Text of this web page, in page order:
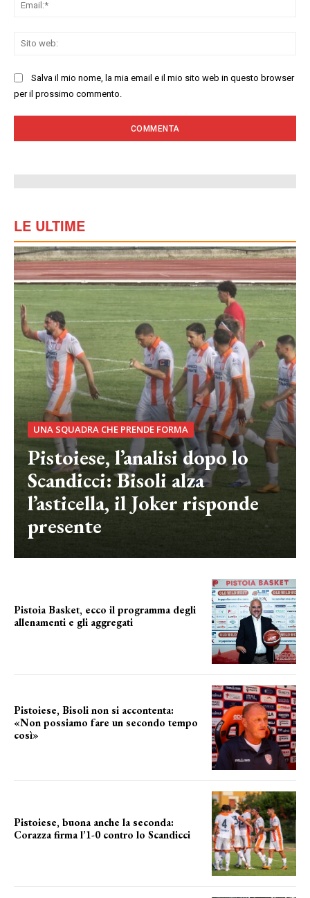
Salva il mio nome, la mia email e il mio sito web in questo browser
per il prossimo commento.
LE ULTIME
UNA SQUADRA CHE PRENDE FORMA
Pistoiese, l’analisi dopo lo
Scandicci: Bisoli alza
l’asticella, il Joker risponde
presente
Pistoia Basket, ecco il programma degli
allenamenti e gli aggregati
Pistoiese, Bisoli non si accontenta:
«Non possiamo fare un secondo tempo
così»
Pistoiese, buona anche la seconda:
Corazza firma l’1-0 contro lo Scandicci